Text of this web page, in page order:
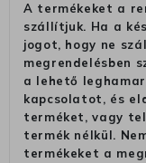
A termékeket a
szállítjuk. Ha a
jogot, hogy ne
megrendelésben
a lehető
kapcsolatot, és
terméket, vagy
termék nélkül.
termékeket a